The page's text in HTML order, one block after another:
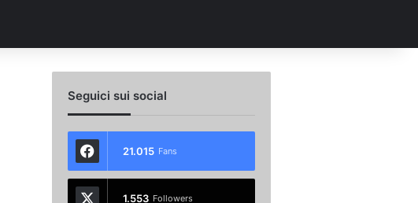
Seguici sui social
21.015 Fans
1.553 Followers